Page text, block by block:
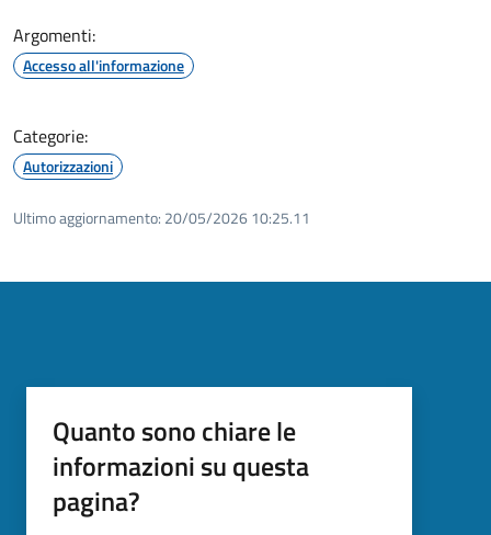
Argomenti:
Accesso all'informazione
Categorie:
Autorizzazioni
Ultimo aggiornamento: 20/05/2026 10:25.11
Quanto sono chiare le
informazioni su questa
pagina?